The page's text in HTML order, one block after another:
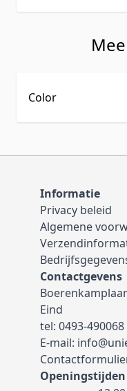
Color
Informatie
Privacy beleid
Algemene
Contactgevens
Eind
tel: 0493-490068
E-mail:
Openingstijden